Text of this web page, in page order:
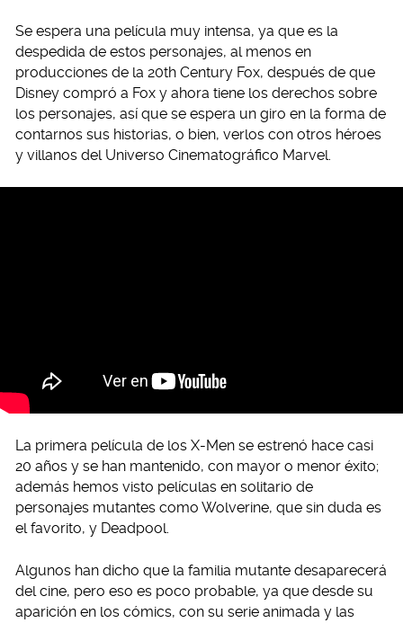
Se espera una película muy intensa, ya que es la
despedida de estos personajes, al menos en
producciones de la 20th Century Fox, después de que
Disney compró a Fox y ahora tiene los derechos sobre
los personajes, así que se espera un giro en la forma de
contarnos sus historias, o bien, verlos con otros héroes
y villanos del Universo Cinematográfico Marvel.
La primera película de los X-Men se estrenó hace casi
20 años y se han mantenido, con mayor o menor éxito;
además hemos visto películas en solitario de
personajes mutantes como Wolverine, que sin duda es
el favorito, y Deadpool.
Algunos han dicho que la familia mutante desaparecerá
del cine, pero eso es poco probable, ya que desde su
aparición en los cómics, con su serie animada y las